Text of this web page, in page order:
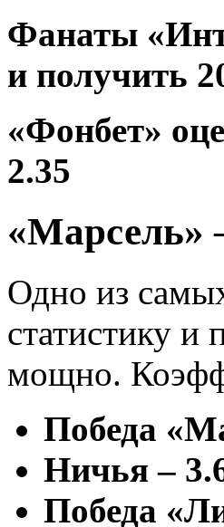
Фанаты
и получить
«Фонбет»
2.35
«Марсель»
Одно из
статистику и
мощно.
Победа
Ничья –
Победа